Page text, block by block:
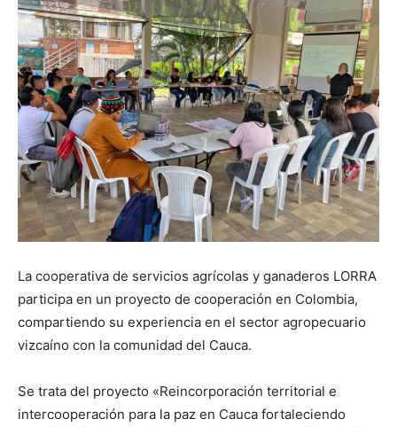
La cooperativa de servicios agrícolas y ganaderos LORRA
participa en un proyecto de cooperación en Colombia,
compartiendo su experiencia en el sector agropecuario
vizcaíno con la comunidad del Cauca.
Se trata del proyecto «Reincorporación territorial e
intercooperación para la paz en Cauca fortaleciendo